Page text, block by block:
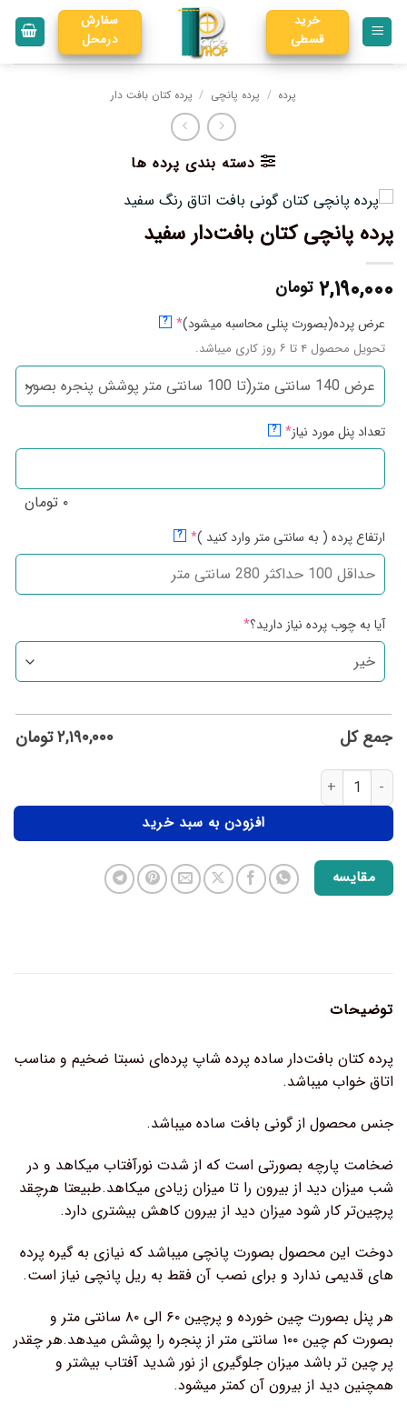
خرید
قسطی
سفارش
درمحل
پرده / پرده پانچی / پرده کتان بافت دار
دسته بندی پرده ها
پرده پانچی کتان بافت‌دار سفید
۲,۱۹۰,۰۰۰ تومان
عرض پرده(بصورت پنلی محاسبه میشود)*
?
تحویل محصول ۴ تا ۶ روز کاری میباشد.
تعداد پنل مورد نیاز*
?
۰ تومان
ارتفاع پرده ( به سانتی متر وارد کنید )*
?
آیا به چوب پرده نیاز دارید؟*
جمع کل ۲,۱۹۰,۰۰۰تومان
افزودن به سبد خرید
مقایسه
توضیحات
پرده کتان بافت‌دار ساده پرده شاپ پرده‌ای نسبتا ضخیم و مناسب
اتاق خواب میباشد.
جنس محصول از گونی بافت ساده میباشد.
ضخامت پارچه بصورتی است که از شدت نورآفتاب میکاهد و در
شب میزان دید از بیرون را تا میزان زیادی میکاهد.طبیعتا هرچقد
پرچین‌تر کار شود میزان دید از بیرون کاهش بیشتری دارد.
دوخت این محصول بصورت پانچی میباشد که نیازی به گیره پرده
های قدیمی ندارد و برای نصب آن فقط به ریل پانچی نیاز است.
هر پنل بصورت چین خورده و پرچین ۶۰ الی ۸۰ سانتی متر و
بصورت کم چین ۱۰۰ سانتی متر از پنجره را پوشش میدهد.هر چقدر
پر چین تر باشد میزان جلوگیری از نور شدید آفتاب بیشتر و
همچنین دید از بیرون آن کمتر میشود.